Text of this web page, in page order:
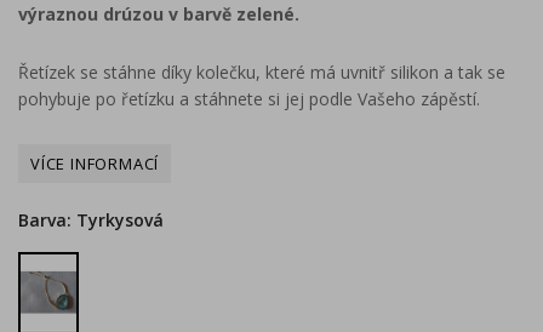
výraznou drúzou v barvě zelené.
Řetízek se stáhne díky kolečku, které má uvnitř silikon a tak se
pohybuje po řetízku a stáhnete si jej podle Vašeho zápěstí.
Barva: Tyrkysová
Tyrkysová